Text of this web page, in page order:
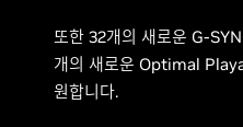
또한 32개의 새로운 G-
개의 새로운 Optimal
원합니다.